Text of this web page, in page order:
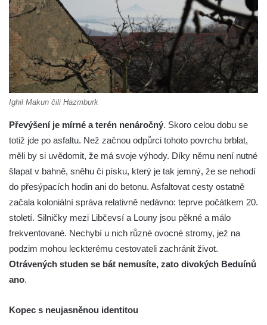
Ighil Makun čili Hazmburk
Převýšení je mírné a terén nenáročný. Skoro celou dobu se
totiž jde po asfaltu. Než začnou odpůrci tohoto povrchu brblat,
měli by si uvědomit, že má svoje výhody. Díky němu není nutné
šlapat v bahně, sněhu či písku, který je tak jemný, že se nehodí
do přesýpacích hodin ani do betonu. Asfaltovat cesty ostatně
začala koloniální správa relativně nedávno: teprve počátkem 20.
století. Silničky mezi Libčevsí a Louny jsou pěkné a málo
frekventované. Nechybí u nich různé ovocné stromy, jež na
podzim mohou leckterému cestovateli zachránit život.
Otrávených studen se bát nemusíte, zato divokých Beduínů
ano.
Kopec s neujasněnou identitou